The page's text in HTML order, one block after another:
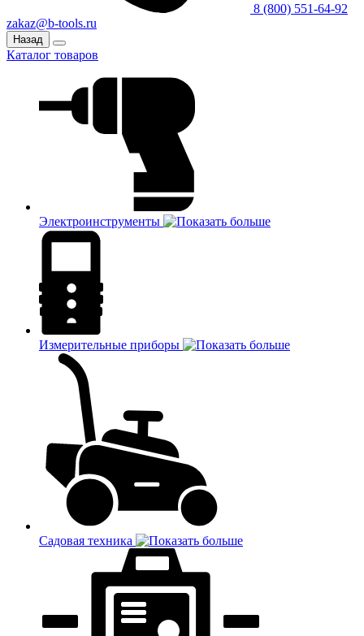
8 (800) 551-64-92
zakaz@b-tools.ru
Назад
Каталог товаров
Электроинструменты
Измерительные приборы
Садовая техника